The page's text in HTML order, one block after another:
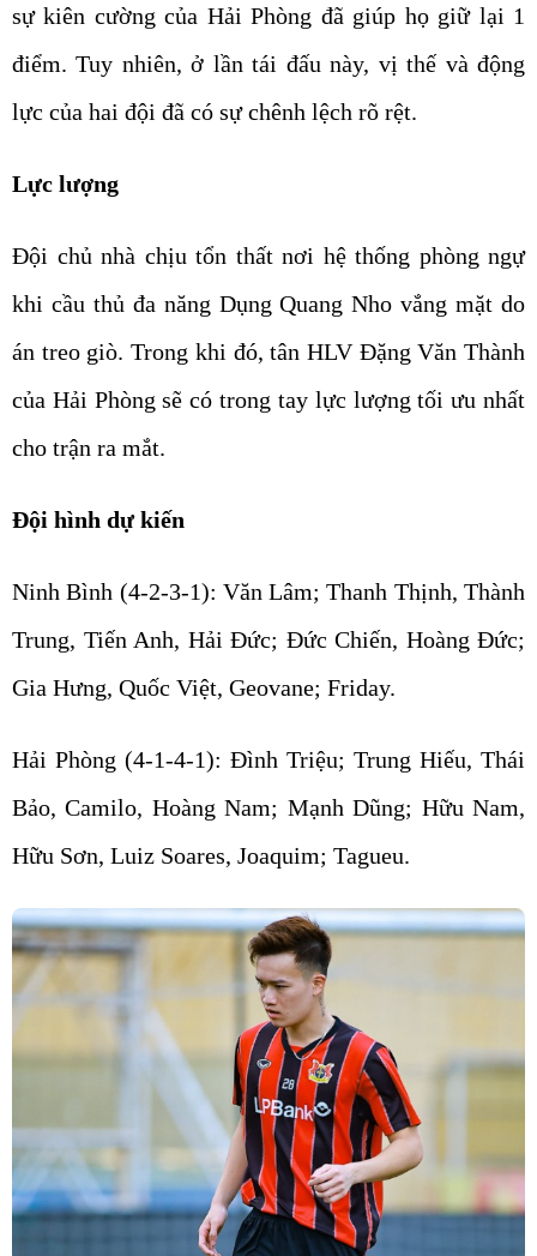
sự kiên cường của Hải Phòng đã giúp họ giữ lại 1
điểm. Tuy nhiên, ở lần tái đấu này, vị thế và động
lực của hai đội đã có sự chênh lệch rõ rệt.
Lực lượng
Đội chủ nhà chịu tổn thất nơi hệ thống phòng ngự
khi cầu thủ đa năng Dụng Quang Nho vắng mặt do
án treo giò. Trong khi đó, tân HLV Đặng Văn Thành
của Hải Phòng sẽ có trong tay lực lượng tối ưu nhất
cho trận ra mắt.
Đội hình dự kiến
Ninh Bình (4-2-3-1): Văn Lâm; Thanh Thịnh, Thành
Trung, Tiến Anh, Hải Đức; Đức Chiến, Hoàng Đức;
Gia Hưng, Quốc Việt, Geovane; Friday.
Hải Phòng (4-1-4-1): Đình Triệu; Trung Hiếu, Thái
Bảo, Camilo, Hoàng Nam; Mạnh Dũng; Hữu Nam,
Hữu Sơn, Luiz Soares, Joaquim; Tagueu.